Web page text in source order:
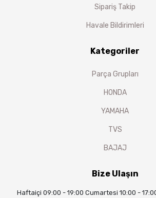
Sipariş Takip
Havale Bildirimleri
Kategoriler
Parça Grupları
HONDA
YAMAHA
TVS
BAJAJ
Bize Ulaşın
Haftaiçi 09:00 - 19:00 Cumartesi 10:00 -